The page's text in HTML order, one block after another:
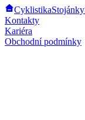
CyklistikaStojánky
Kontakty
Kariéra
Obchodní podmínky